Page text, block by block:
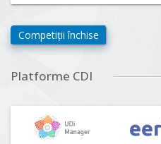
biodiversitate, consecințe
viitoare", Competiția 2026
n°5 (DUT-2026)
Lansare:01 Septembrie 2026
Competiții închise
Platforme CDI